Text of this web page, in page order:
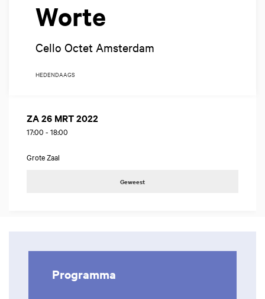
Worte
Cello Octet Amsterdam
HEDENDAAGS
ZA 26 MRT 2022
17:00 - 18:00
Grote Zaal
Geweest
Programma